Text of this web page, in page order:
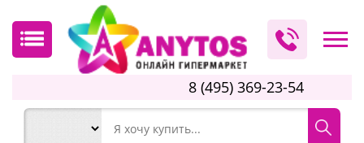
8 (495) 369-23-54